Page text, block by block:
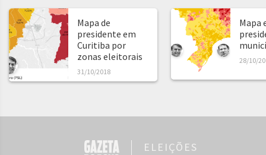
Mapa de
presidente em
Curitiba por
zonas eleitorais
31/10/2018
Mapa
28/10/
ELEIÇÕES